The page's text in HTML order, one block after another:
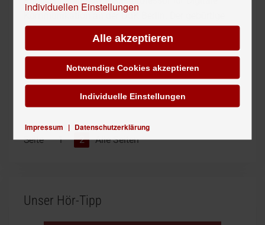
Kommunikation an der UdK Berlin. Der gebürtige
Düsseldorfer ist verheiratet und Vater von zwei
Töchtern.
{tortags,178,1}
Seite 1 2 Alle Seiten
Unser Hör-Tipp
individuellen Einstellungen
Alle akzeptieren
Notwendige Cookies akzeptieren
Impressum | Datenschutzerklärung
Individuelle Einstellungen